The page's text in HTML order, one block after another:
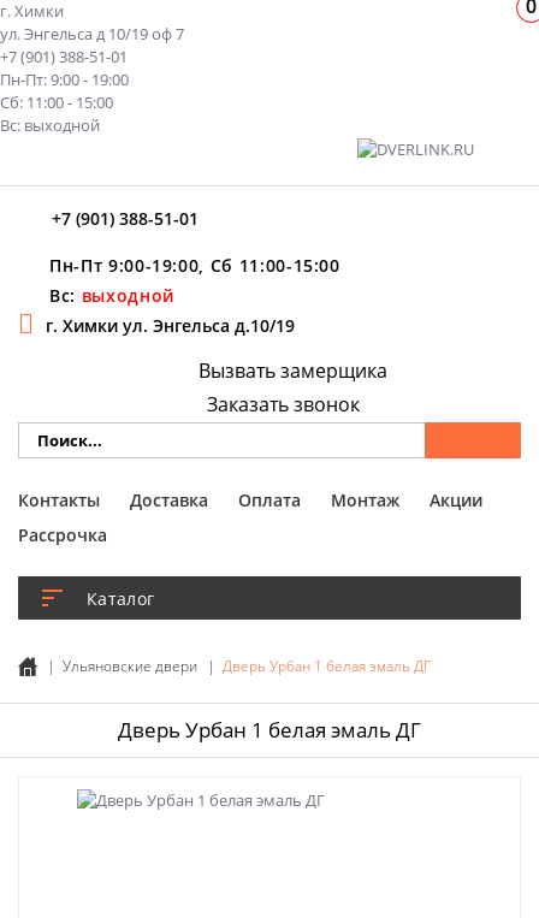
г. Химки
ул. Энгельса д 10/19 оф 7
+7 (901) 388-51-01
Пн-Пт: 9:00 - 19:00
Сб: 11:00 - 15:00
Вс: выходной
+7 (901) 388-51-01
Пн-Пт 9:00-19:00, Сб 11:00-15:00
Вс: выходной
г. Химки ул. Энгельса д.10/19
Каталог
Вызвать замерщика
Заказать звонок
Контакты Доставка Оплата Монтаж
Акции
Рассрочка
Ульяновские двери Дверь Урбан 1 белая эмаль ДГ
Дверь Урбан 1 белая эмаль ДГ
0